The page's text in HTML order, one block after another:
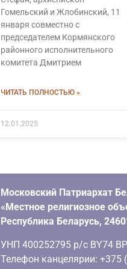
Гомельский и Жлобинский, 11
января совместно с
председателем Кормянского
районного исполнительного
комитета Дмитрием
ЧИТАТЬ ПОЛНОСТЬЮ »
12.01.2025
Московский Патриархат
«Местное религиозное
Республика Беларусь,
УНП 400252795 р/с BY74
Телефон канцелярии: +375